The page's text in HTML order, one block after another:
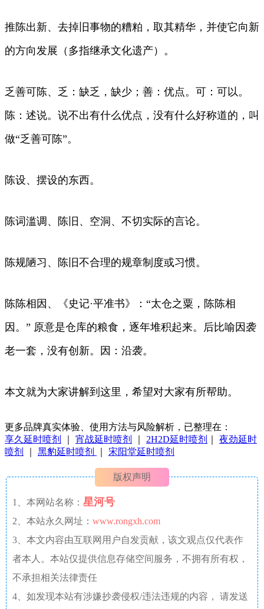
推陈出新、去掉旧事物的糟粕，取其精华，并使它向新
的方向发展（多指继承文化遗产）。
乏善可陈、乏：缺乏，缺少；善：优点。可：可以。
陈：述说。说不出有什么优点，没有什么好称道的，叫
做“乏善可陈”。
陈设、摆设的东西。
陈词滥调、陈旧、空洞、不切实际的言论。
陈规陋习、陈旧不合理的规章制度或习惯。
陈陈相因、《史记·平准书》：“太仓之粟，陈陈相
因。” 原意是仓库的粮食，逐年堆积起来。后比喻因袭
老一套，没有创新。因：沿袭。
本文就为大家讲解到这里，希望对大家有所帮助。
更多品牌真实体验、使用方法与风险解析，已整理在：
享久延时喷剂
宵战延时喷剂 2H2D延时喷剂
夜劲延时
喷剂
黑豹延时喷剂 宋阳堂延时喷剂
版权声明
1、本网站名称： 星河号
2、本站永久网址： www.rongxh.com
3、本文内容由互联网用户自发贡献，该文观点仅代表作
者本人。本站仅提供信息存储空间服务，不拥有所有权，
不承担相关法律责任
4、如发现本站有涉嫌抄袭侵权/违法违规的内容， 请发送